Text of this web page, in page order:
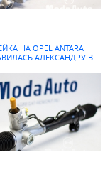
НА OPEL ANTARA
АЛЕКСАНДРУ В